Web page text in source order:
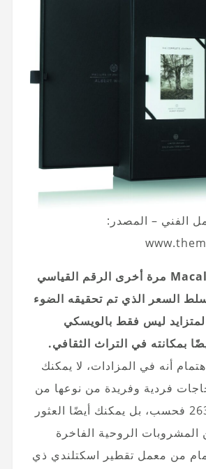
الفني – المصدر:
لقد حطم Macallan مرة أخرى الرقم القياسي
السعر الذي تم تحقيقه الضوء
ليس فقط بالويسكي
بمكانته في التراث الثقافي.
أنه في المزادات، لا يمكنك
فردية وفريدة من نوعها من
البرميل رقم 263 فحسب، بل يمكنك أيضًا العثور
المشروبات الروحية الفاخرة
من معمل تقطير اسكتلندي ذي